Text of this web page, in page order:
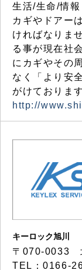
生活/生命/情
カギやドアー
ければなりま
る事が現在社
にカギやその
なく「より安
がけております
http://
キーロック旭川
〒070-0033
TEL：0166-